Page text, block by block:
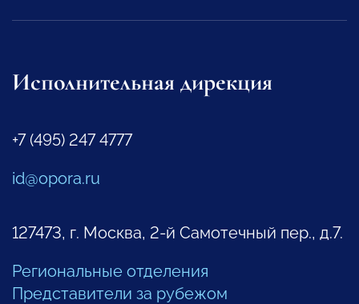
Исполнительная дирекция
+7 (495) 247 4777
id@opora.ru
127473, г. Москва, 2-й Самотечный пер., д.7.
Региональные отделения
Представители за рубежом